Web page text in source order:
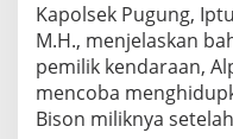
Kapolsek Pugung,
M.H., menjelaskan
pemilik kendaraan,
mencoba
Bison miliknya